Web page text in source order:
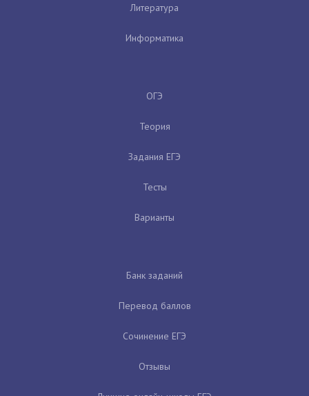
Литература
Информатика
ОГЭ
Теория
Задания ЕГЭ
Тесты
Варианты
Банк заданий
Перевод баллов
Сочинение ЕГЭ
Отзывы